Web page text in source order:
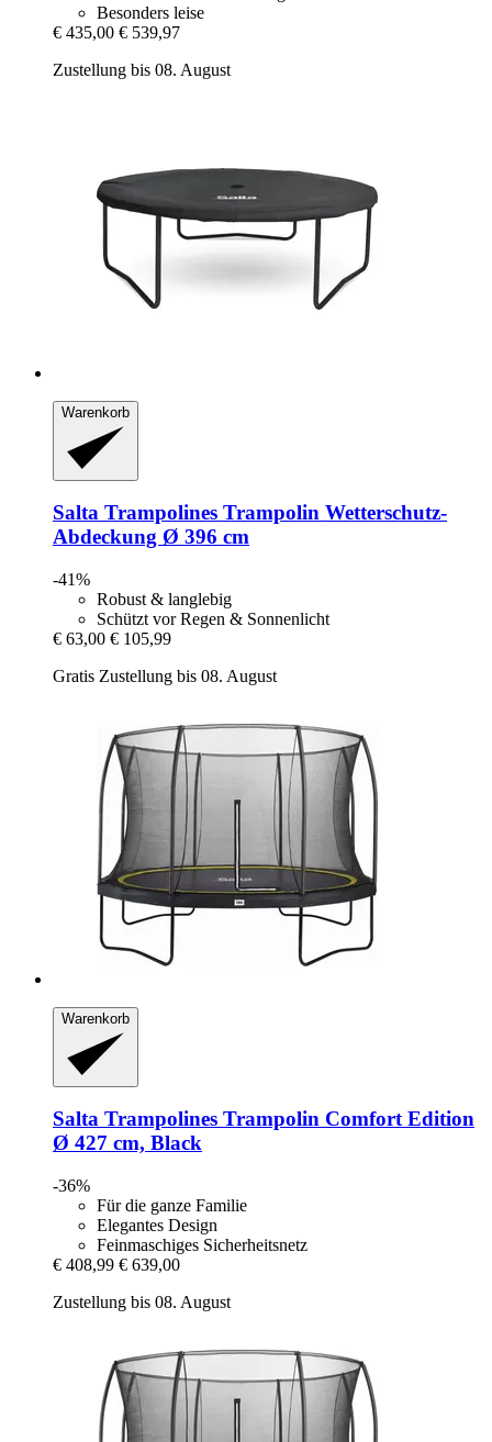
Besonders leise
€ 435,00 € 539,97
Zustellung bis 08. August
Warenkorb
Salta Trampolines Trampolin Wetterschutz-​
Abdeckung Ø 396 cm
-41%
Robust & langlebig
Schützt vor Regen & Sonnenlicht
€ 63,00 € 105,99
Gratis Zustellung bis 08. August
Warenkorb
Salta Trampolines Trampolin Comfort Edition
Ø 427 cm, Black
-36%
Für die ganze Familie
Elegantes Design
Feinmaschiges Sicherheitsnetz
€ 408,99 € 639,00
Zustellung bis 08. August